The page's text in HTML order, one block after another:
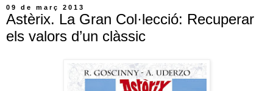
09 de març 2013
Astèrix. La Gran Col·lecció: Recuperar
els valors d’un clàssic